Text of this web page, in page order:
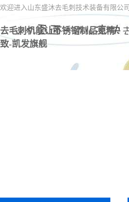
欢迎进入山东盛沐去毛刺技术装备有限公司
去毛刺机能让不锈钢制品更精
致-凯发旗舰